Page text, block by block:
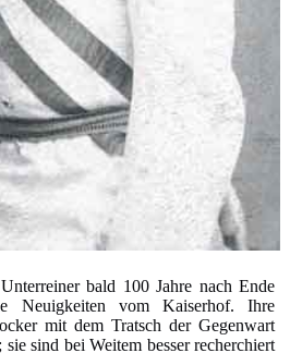
bald 100 Jahre nach Ende
Neuigkeiten vom Kaiserhof. Ihre
mit dem Tratsch der Gegenwart
sind bei Weitem besser recherchiert